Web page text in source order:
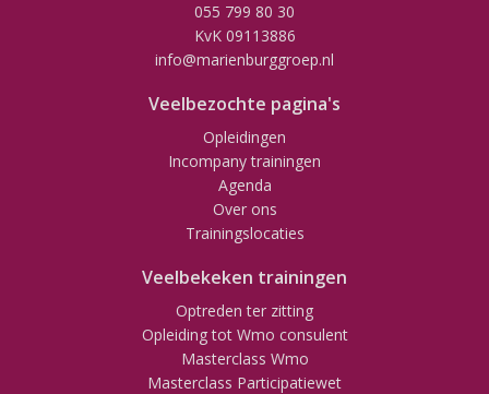
055 799 80 30
KvK 09113886
info@marienburggroep.nl
Veelbezochte pagina's
Opleidingen
Incompany trainingen
Agenda
Over ons
Trainingslocaties
Veelbekeken trainingen
Optreden ter zitting
Opleiding tot Wmo consulent
Masterclass Wmo
Masterclass Participatiewet